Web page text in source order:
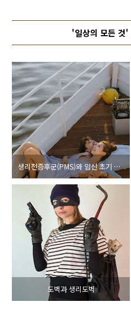
'일상의 모든 것'
생리전증후군(PMS)와 임신 초기 증상의 차이점
도벽과 생리도벽